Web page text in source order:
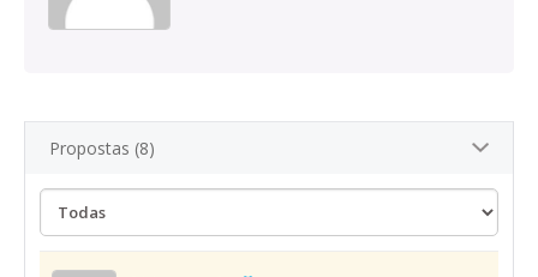
Propostas (8)